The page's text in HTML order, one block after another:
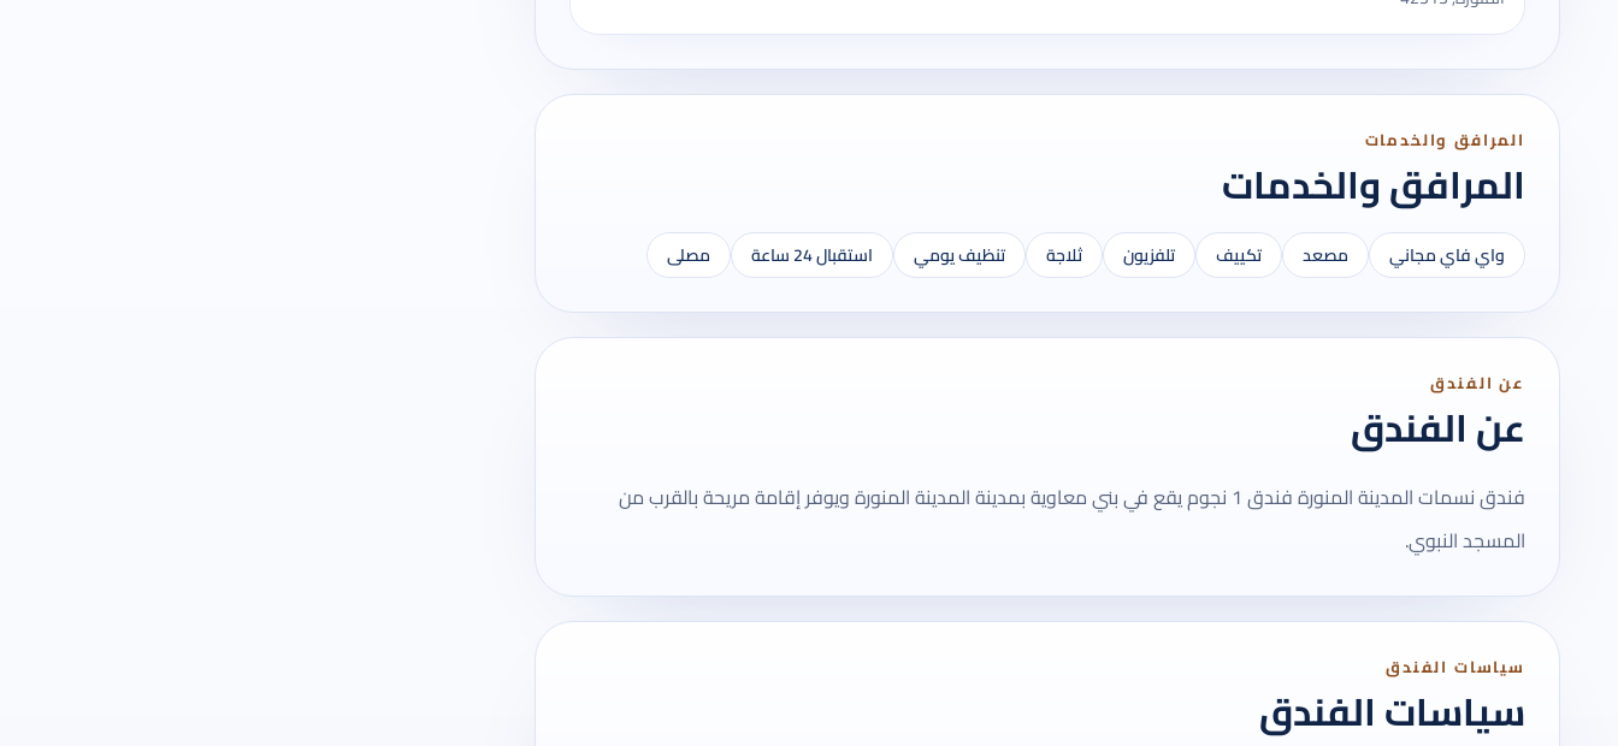
المرافق والخدمات
المرافق والخدمات
واي فاي مجاني مصعد تكييف تلفزيون ثلاجة تنظيف يومي استقبال 24 ساعة مصلى
عن الفندق
عن الفندق
فندق نسمات المدينة المنورة فندق 1 نجوم يقع في بني معاوية بمدينة المدينة المنورة ويوفر إقامة مريحة بالقرب من
المسجد النبوي.
سياسات الفندق
سياسات الفندق